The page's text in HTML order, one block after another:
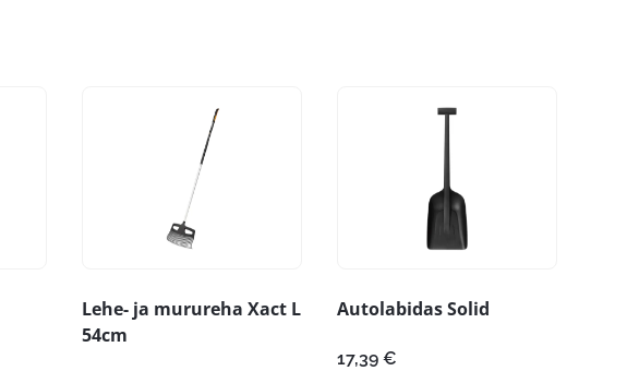
Lehe- ja murureha Xact L
54cm
Autolabidas Solid
17,39 €